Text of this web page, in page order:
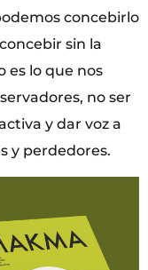
concebirlo
sin la
es lo que nos
no ser
y dar voz a
y perdedores.